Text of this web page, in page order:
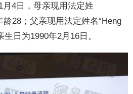
4日，母亲现用法定姓
龄28；父亲现用法定姓名“Heng
日为1990年2月16日。